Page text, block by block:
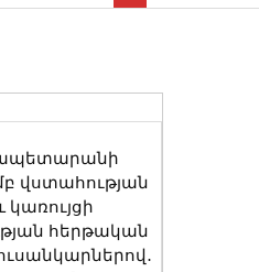
վստահության
հերթական